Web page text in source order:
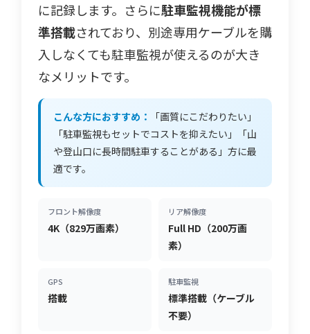
に記録します。さらに駐車監視機能が標
準搭載されており、別途専用ケーブルを購
入しなくても駐車監視が使えるのが大き
なメリットです。
こんな方におすすめ：
「画質にこだわりたい」
「駐車監視もセットでコストを抑えたい」「山
や登山口に長時間駐車することがある」方に最
適です。
フロント解像度
4K（829万画素）
リア解像度
Full HD（200万画
素）
GPS
搭載
駐車監視
標準搭載（ケーブル
不要）